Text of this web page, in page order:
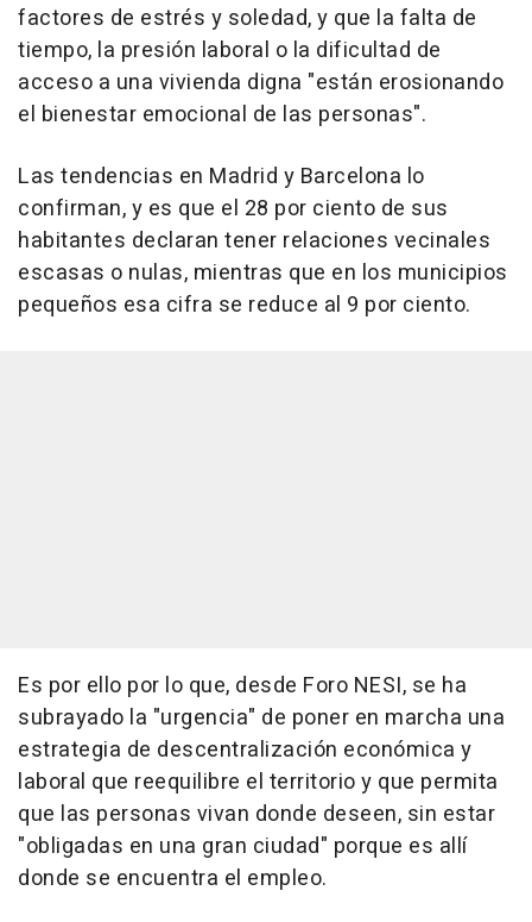
factores de estrés y soledad, y que la falta de
tiempo, la presión laboral o la dificultad de
acceso a una vivienda digna "están erosionando
el bienestar emocional de las personas".
Las tendencias en Madrid y Barcelona lo
confirman, y es que el 28 por ciento de sus
habitantes declaran tener relaciones vecinales
escasas o nulas, mientras que en los municipios
pequeños esa cifra se reduce al 9 por ciento.
Es por ello por lo que, desde Foro NESI, se ha
subrayado la "urgencia" de poner en marcha una
estrategia de descentralización económica y
laboral que reequilibre el territorio y que permita
que las personas vivan donde deseen, sin estar
"obligadas en una gran ciudad" porque es allí
donde se encuentra el empleo.